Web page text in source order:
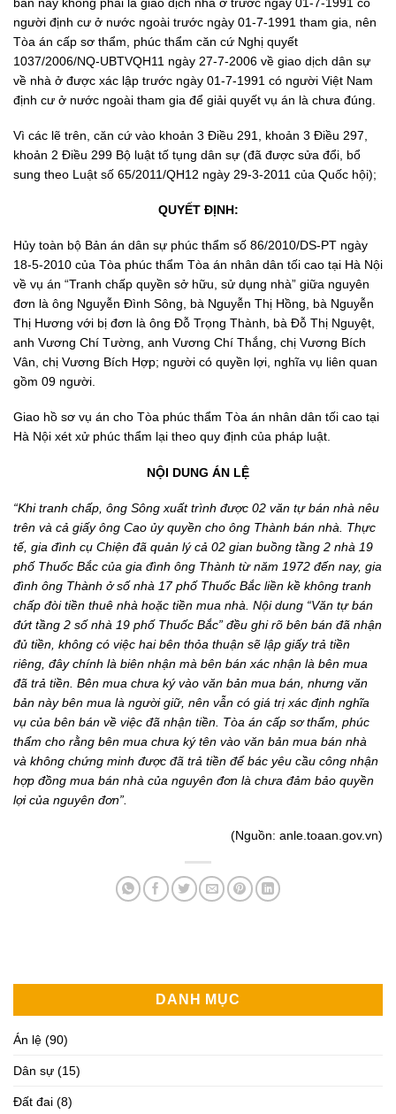
người định cư ở nước ngoài trước ngày 01-7-1991 tham gia, nên
Tòa án cấp sơ thẩm, phúc thẩm căn cứ Nghị quyết
1037/2006/NQ-UBTVQH11 ngày 27-7-2006 về giao dịch dân sự
về nhà ở được xác lập trước ngày 01-7-1991 có người Việt Nam
định cư ở nước ngoài tham gia để giải quyết vụ án là chưa đúng.
Vì các lẽ trên, căn cứ vào khoản 3 Điều 291, khoản 3 Điều 297,
khoản 2 Điều 299 Bộ luật tố tụng dân sự (đã được sửa đổi, bổ
sung theo Luật số 65/2011/QH12 ngày 29-3-2011 của Quốc hội);
QUYẾT ĐỊNH:
Hủy toàn bộ Bản án dân sự phúc thẩm số 86/2010/DS-PT ngày
18-5-2010 của Tòa phúc thẩm Tòa án nhân dân tối cao tại Hà Nội
về vụ án “Tranh chấp quyền sở hữu, sử dụng nhà” giữa nguyên
đơn là ông Nguyễn Đình Sông, bà Nguyễn Thị Hồng, bà Nguyễn
Thị Hương với bị đơn là ông Đỗ Trọng Thành, bà Đỗ Thị Nguyệt,
anh Vương Chí Tường, anh Vương Chí Thắng, chị Vương Bích
Vân, chị Vương Bích Hợp; người có quyền lợi, nghĩa vụ liên quan
gồm 09 người.
Giao hồ sơ vụ án cho Tòa phúc thẩm Tòa án nhân dân tối cao tại
Hà Nội xét xử phúc thẩm lại theo quy định của pháp luật.
NỘI DUNG ÁN LỆ
“Khi tranh chấp, ông Sông xuất trình được 02 văn tự bán nhà nêu
trên và cả giấy ông Cao ủy quyền cho ông Thành bán nhà. Thực
tế, gia đình cụ Chiện đã quản lý cả 02 gian buồng tầng 2 nhà 19
phố Thuốc Bắc của gia đình ông Thành từ năm 1972 đến nay, gia
đình ông Thành ở số nhà 17 phố Thuốc Bắc liền kề không tranh
chấp đòi tiền thuê nhà hoặc tiền mua nhà. Nội dung “Văn tự bán
đứt tầng 2 số nhà 19 phố Thuốc Bắc” đều ghi rõ bên bán đã nhận
đủ tiền, không có việc hai bên thỏa thuận sẽ lập giấy trả tiền
riêng, đây chính là biên nhận mà bên bán xác nhận là bên mua
đã trả tiền. Bên mua chưa ký vào văn bản mua bán, nhưng văn
bản này bên mua là người giữ, nên vẫn có giá trị xác định nghĩa
vụ của bên bán về việc đã nhận tiền. Tòa án cấp sơ thẩm, phúc
thẩm cho rằng bên mua chưa ký tên vào văn bản mua bán nhà
và không chứng minh được đã trả tiền để bác yêu cầu công nhận
hợp đồng mua bán nhà của nguyên đơn là chưa đảm bảo quyền
lợi của nguyên đơn”.
(Nguồn: anle.toaan.gov.vn)
DANH MỤC
Án lệ (90)
Dân sự (15)
Đất đai (8)